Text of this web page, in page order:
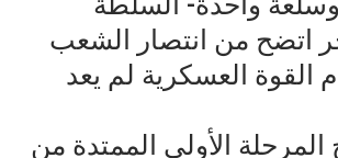
اتضح من انتصار الشعب
القوة العسكرية لم يعد
المرحلة الأولى الممتدة من